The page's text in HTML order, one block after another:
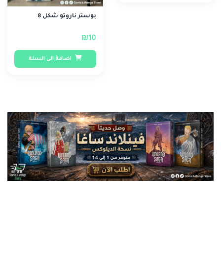
بوستر ناروتو شكل 8
₪10
اضافة الي السلة